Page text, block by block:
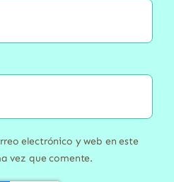
electrónico y web en este
vez que comente.